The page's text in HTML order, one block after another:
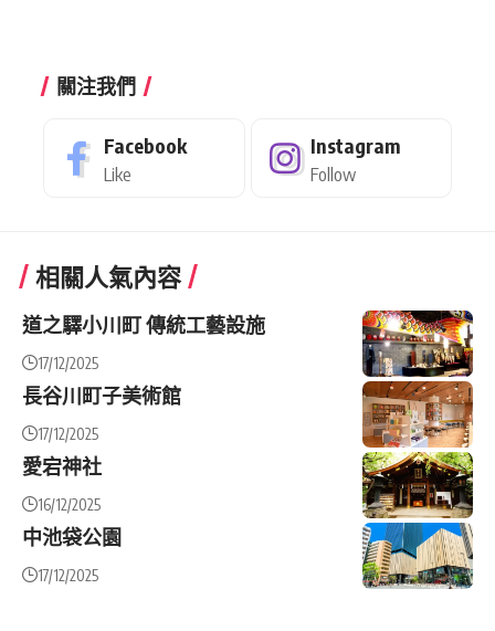
關注我們
Facebook
Like
Instagram
Follow
相關人氣內容
道之驛小川町 傳統工藝設施
17/12/2025
長谷川町子美術館
17/12/2025
愛宕神社
16/12/2025
中池袋公園
17/12/2025